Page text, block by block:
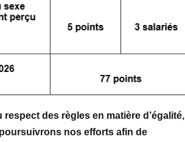
des règles en matière d’égalité,
nos efforts afin de